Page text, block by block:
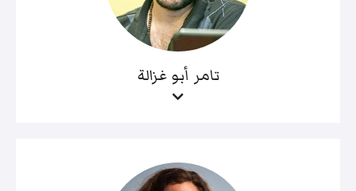
تامر أبو غزالة